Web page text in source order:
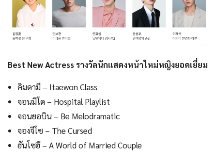
Best New Actress รางวัลนักแสดงหน้าใหม่หญิงยอดเยี่ยม
คิมดามี – Itaewon Class
จอนมีโด – Hospital Playlist
จอนยอบิน – Be Melodramatic
จองจีโซ – The Cursed
ฮันโซฮี – A World of Married Couple